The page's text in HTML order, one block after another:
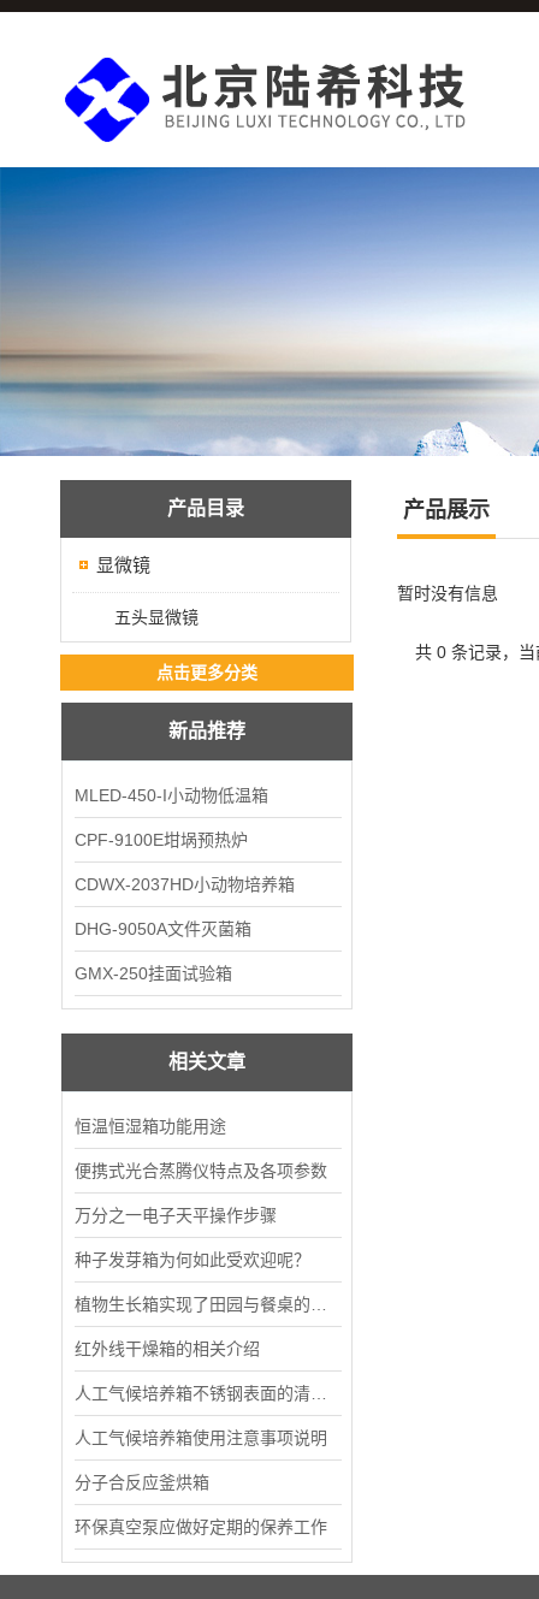
产品目录
显微镜
五头显微镜
点击更多分类
新品推荐
MLED-450-I小动物低温箱
CPF-9100E坩埚预热炉
CDWX-2037HD小动物培养箱
DHG-9050A文件灭菌箱
GMX-250挂面试验箱
相关文章
恒温恒湿箱功能用途
便携式光合蒸腾仪特点及各项参数
万分之一电子天平操作步骤
种子发芽箱为何如此受欢迎呢？
红外线干燥箱的相关介绍
人工气候培养箱使用注意事项说明
分子合反应釜烘箱
环保真空泵应做好定期的保养工作
产品展示
暂时没有信息
共 0 条记录，